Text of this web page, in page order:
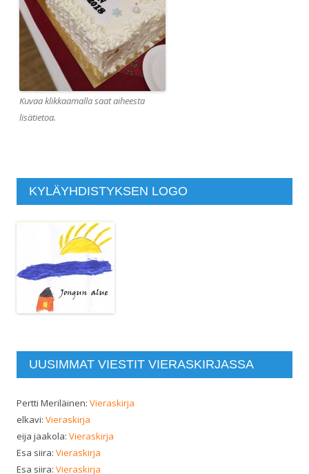
Kuvaa klikkaamalla saat aiheesta
lisätietoa.
KYLÄYHDISTYKSEN LOGO
UUSIMMAT VIESTIT VIERASKIRJASSA
Pertti Meriläinen: Vieraskirja
elkavi: Vieraskirja
eija jaakola: Vieraskirja
Esa siira: Vieraskirja
Esa siira: Vieraskirja